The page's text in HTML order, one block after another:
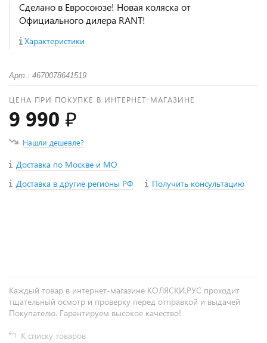
Сделано в Евросоюзе! Новая коляска от
Официального дилера RANT!
Характеристики
Арт.: 4670078641519
ЦЕНА ПРИ ПОКУПКЕ В ИНТЕРНЕТ-МАГАЗИНЕ
9 990 ₽
Нашли дешевле?
Доставка по Москве и МО
Доставка в другие регионы РФ
Получить консультацию
Каждый товар в интернет-магазине КОЛЯСКИ.РУС проходит
тщательный осмотр и проверку перед отправкой и выдачей
Покупателю. Гарантируем высокое качество!
К списку товаров